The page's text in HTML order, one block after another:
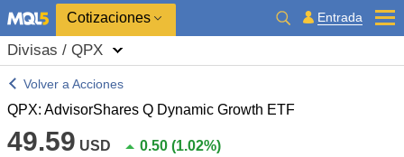
Cotizaciones Entrada
Divisas / QPX
Volver a Acciones
QPX: AdvisorShares Q Dynamic Growth ETF
49.59 USD 0.50 (1.02%)